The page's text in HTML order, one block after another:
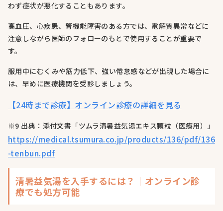
わず症状が悪化することもあります。
高血圧、心疾患、腎機能障害のある方では、電解質異常などに
注意しながら医師のフォローのもとで使用することが重要で
す。
服用中にむくみや筋力低下、強い倦怠感などが出現した場合に
は、早めに医療機関を受診しましょう。
【24時まで診療】オンライン診療の詳細を見る
※9 出典：添付文書「ツムラ清暑益気湯エキス顆粒（医療用）」
https://medical.tsumura.co.jp/products/136/pdf/136
-tenbun.pdf
清暑益気湯を入手するには？｜オンライン診
療でも処方可能